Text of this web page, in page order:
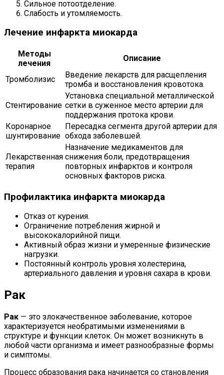
Сильное потоотделение.
Слабость и утомляемость.
Лечение инфаркта миокарда
Методы
лечения
Описание
Тромболизис
Введение лекарств для расщепления
тромба и восстановления кровотока.
Стентирование
Установка специальной металлической
сетки в суженное место артерии для
поддержания протока крови.
Коронарное
шунтирование
Пересадка сегмента другой артерии для
обхода заболевшей.
Лекарственная
терапия
Назначение медикаментов для
снижения боли, предотвращения
повторных инфарктов и контроля
основных факторов риска.
Профилактика инфаркта миокарда
Отказ от курения.
Ограничение потребления жирной и
высококалорийной пищи.
Активный образ жизни и умеренные физические
нагрузки.
Постоянный контроль уровня холестерина,
артериального давления и уровня сахара в крови.
Рак
Рак — это злокачественное заболевание, которое
характеризуется необратимыми изменениями в
структуре и функции клеток. Он может возникнуть в
любой части организма и имеет разнообразные формы
и симптомы.
Процесс образования рака начинается со становления